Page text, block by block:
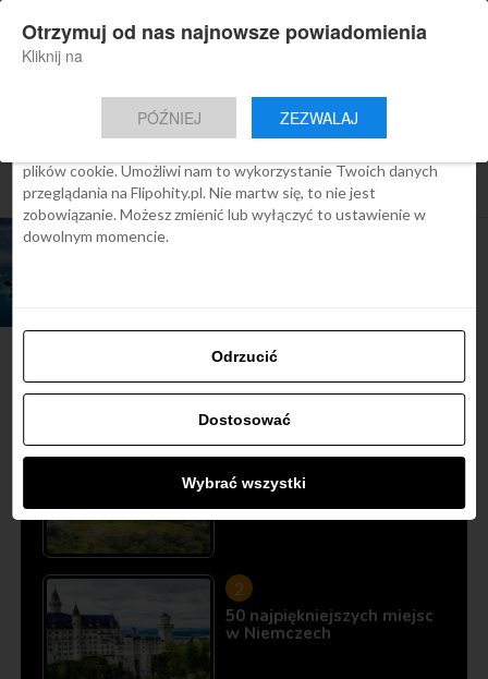
Nowa aplikacja Flipohity
Aktualne wiadomości, artykuły, TOP
Instalacja
All posts tagged "mikronezja"
TOP OFERTY
Najbardziej popularne
Śladami Harry’ego Pottera:
50 najpiękniejszych miejsc
w Niemczech
Zgoda Szczegóły O cookies
Ta strona używa plików cookies
We Flipo robimy wszystko, aby pokazać Ci tylko te treści, które
plików cookie. Umożliwi nam to wykorzystanie Twoich danych
przeglądania na Flipohity.pl. Nie martw się, to nie jest
zobowiązanie. Możesz zmienić lub wyłączyć to ustawienie w
dowolnym momencie.
Odrzucić
Dostosować
Wybrać wszystki
Otrzymuj od nas najnowsze powiadomienia
Kliknij na
PÓŹNIEJ ZEZWALAJ